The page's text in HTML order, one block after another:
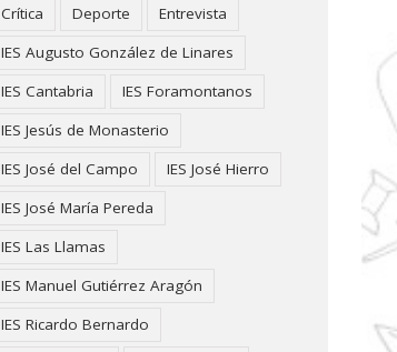
Crítica
Deporte
Entrevista
IES Augusto González de Linares
IES Cantabria
IES Foramontanos
IES Jesús de Monasterio
IES José del Campo
IES José Hierro
IES José María Pereda
IES Las Llamas
IES Manuel Gutiérrez Aragón
IES Ricardo Bernardo